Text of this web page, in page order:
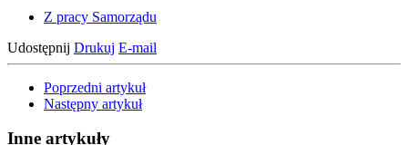
Z pracy Samorządu
Udostępnij Drukuj E-mail
Poprzedni artykuł
Następny artykuł
Inne artykuły